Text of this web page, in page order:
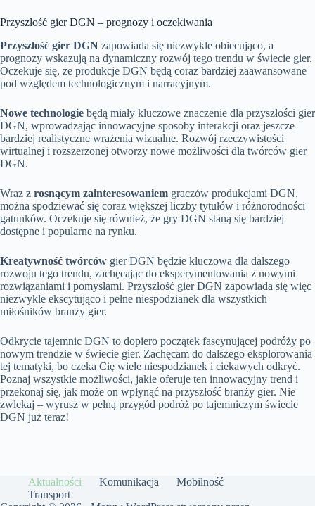
Przyszłość gier DGN – prognozy i oczekiwania
Przyszłość gier DGN zapowiada się niezwykle obiecująco, a
prognozy wskazują na dynamiczny rozwój tego trendu w świecie gier.
Oczekuje się, że produkcje DGN będą coraz bardziej zaawansowane
pod względem technologicznym i narracyjnym.
Nowe technologie będą miały kluczowe znaczenie dla przyszłości gier
DGN, wprowadzając innowacyjne sposoby interakcji oraz jeszcze
bardziej realistyczne wrażenia wizualne. Rozwój rzeczywistości
wirtualnej i rozszerzonej otworzy nowe możliwości dla twórców gier
DGN.
Wraz z rosnącym zainteresowaniem graczów produkcjami DGN,
można spodziewać się coraz większej liczby tytułów i różnorodności
gatunków. Oczekuje się również, że gry DGN staną się bardziej
dostępne i popularne na rynku.
Kreatywność twórców gier DGN będzie kluczowa dla dalszego
rozwoju tego trendu, zachęcając do eksperymentowania z nowymi
rozwiązaniami i pomysłami. Przyszłość gier DGN zapowiada się więc
niezwykle ekscytująco i pełne niespodzianek dla wszystkich
miłośników branży gier.
Odkrycie tajemnic DGN to dopiero początek fascynującej podróży po
nowym trendzie w świecie gier. Zachęcam do dalszego eksplorowania
tej tematyki, bo czeka Cię wiele niespodzianek i ciekawych odkryć.
Poznaj wszystkie możliwości, jakie oferuje ten innowacyjny trend i
przekonaj się, jak może on wpłynąć na przyszłość branży gier. Nie
zwlekaj – wyrusz w pełną przygód podróż po tajemniczym świecie
DGN już teraz!
Aktualności Komunikacja
Mobilność
Transport